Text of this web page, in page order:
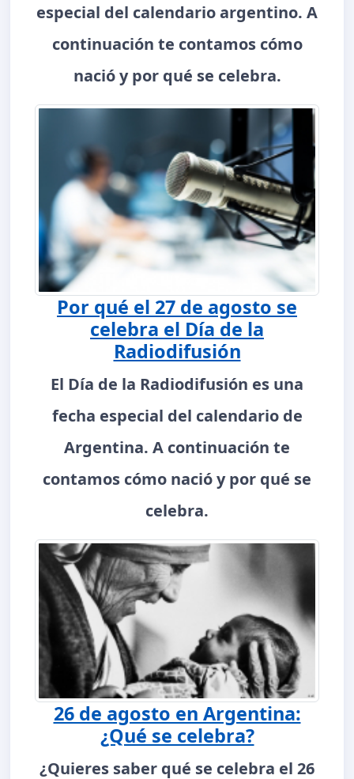
especial del calendario argentino. A
continuación te contamos cómo
nació y por qué se celebra.
Por qué el 27 de agosto se
celebra el Día de la
Radiodifusión
El Día de la Radiodifusión es una
fecha especial del calendario de
Argentina. A continuación te
contamos cómo nació y por qué se
celebra.
26 de agosto en Argentina:
¿Qué se celebra?
¿Quieres saber qué se celebra el 26